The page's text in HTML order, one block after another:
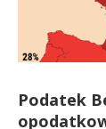
Podatek